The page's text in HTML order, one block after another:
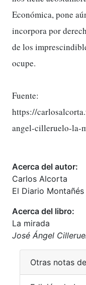
Económica, pone
incorpora por
de los
ocupe.
Fuente:
https://
angel-cilleruelo-la-
Acerca del autor:
Carlos Alcorta
El Diario
Acerca del libro:
La mirada
José Ángel
Otras notas